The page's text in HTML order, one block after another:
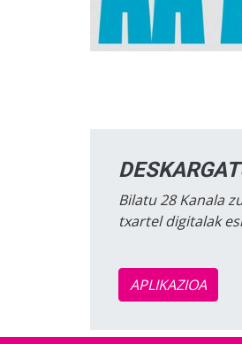
Bilatu 28 Kanala
txartel digitalak
APLIKAZIOA